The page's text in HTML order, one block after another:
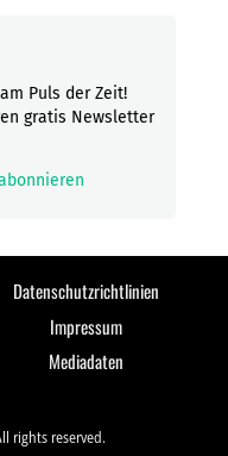
Puls der Zeit!
gratis Newsletter
Datenschutzrichtlinien
Impressum
Mediadaten
rights reserved.